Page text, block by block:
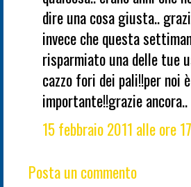
dire una cosa giusta..
invece che questa
risparmiato una delle tue
cazzo fori dei pali!!per noi è
importante!!grazie ancora..
15 febbraio 2011 alle ore
Posta un commento